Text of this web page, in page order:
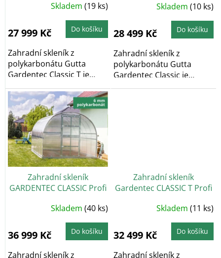
Skladem (19 ks)
27 999 Kč Do košíku
Zahradní skleník z
polykarbonátu Gutta
Gardentec Classic T je
Průměrné
hodnocení
5,0
z
hvězdiček.
Skladem(10 ks)
28 499 Kč Do košíku
Zahradní skleník z
polykarbonátu Gutta
Gardentec Classic je
obloukový zahradní
Zahradní skleník
GARDENTEC CLASSIC Profi
Průměrné
hodnocení
4,5
z
hvězdiček.
Skladem(40 ks)
36 999 Kč Do košíku
Zahradní skleník z
Zahradní skleník
Gardentec CLASSIC T Profi
Průměrné
hodnocení
5,0
z
hvězdiček.
Skladem(11 ks)
32 499 Kč Do košíku
Zahradní skleník z